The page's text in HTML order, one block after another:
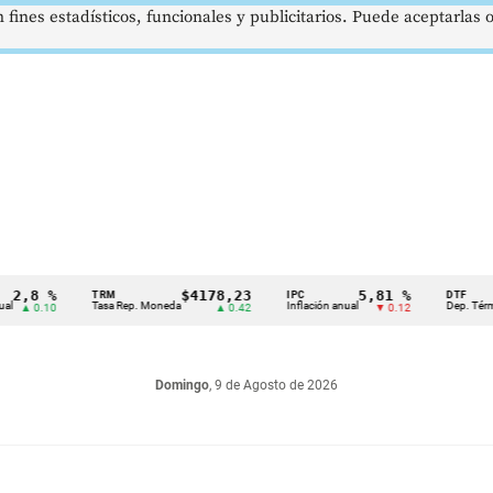
TRM
Tasa Rep. Moneda
$4178,23
▲ 0.42
IPC
Inflación anual
5,81 %
▼ 0.12
DTF
Dep. Término Fijo
Domingo, 9 de Agosto de 2026
estadísticos, funcionales y publicitarios. Puede aceptarlas